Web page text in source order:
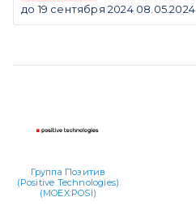
до 19 сентября 2024 08.05.2024
Группа Позитив
(Positive Technologies)
(MOEX:POSI)